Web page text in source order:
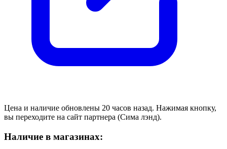
Цена и наличие обновлены 20 часов назад. Нажимая кнопку,
вы переходите на сайт партнера (Сима лэнд).
Наличие в магазинах: